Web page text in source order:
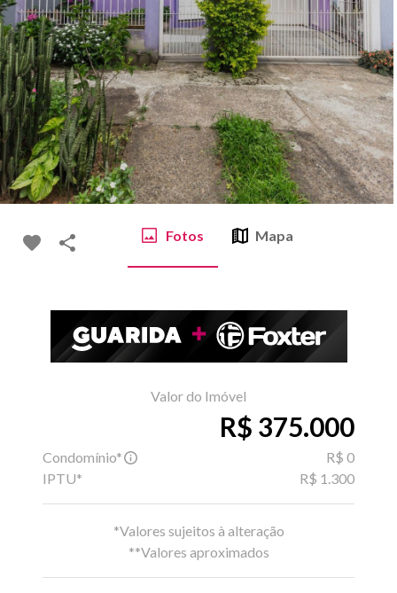
Fotos Mapa
Valor do Imóvel
R$ 375.000
Condomínio*
R$ 0
IPTU*
R$ 1.300
*Valores sujeitos à alteração
**Valores aproximados